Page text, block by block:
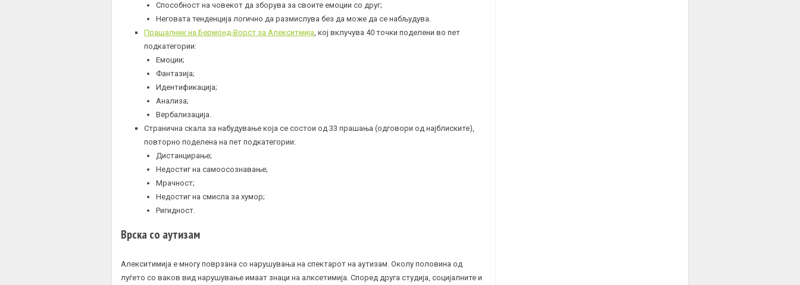
Способност на човекот да зборува за своите емоции со друг;
Неговата тенденција логично да размислува без да може да се набљудува.
Прашалник на Бермонд-Ворст за Алекситмија, кој вклучува 40 точки поделени во пет
подкатегории:
Емоции;
Фантазија;
Идентификација;
Анализа;
Вербализација.
Странична скала за набудување која се состои од 33 прашања (одговори од најблиските),
повторно поделена на пет подкатегории:
Дистанцирање;
Недостиг на самоосознавање;
Мрачност;
Недостиг на смисла за хумор;
Ригидност.
Врска со аутизам
Алекситимија е многу поврзана со нарушувања на спектарот на аутизам. Околу половина од
луѓето со ваков вид нарушување имаат знаци на алксетимија. Според друга студија, социјалните и